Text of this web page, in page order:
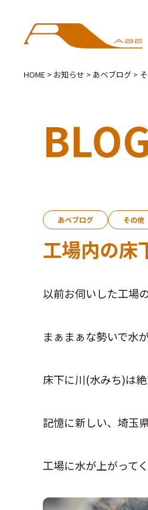
HOME > お知らせ > あべブログ >
BLOG
あべブログ その他
工場内の床
以前お伺いした工場
まぁまぁな勢いで水
床下に川(水みち)は
記憶に新しい、埼玉
工場に水が上がって